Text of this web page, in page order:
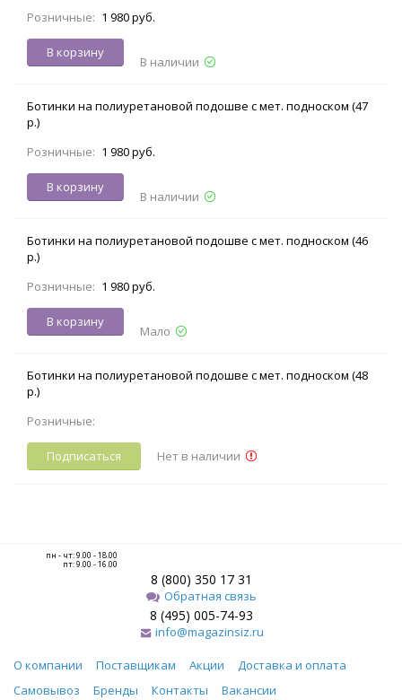
Розничные: 1 980 руб.
В корзину
В наличии
Ботинки на полиуретановой подошве с мет. подноском (47
р.)
Розничные: 1 980 руб.
В корзину
В наличии
Ботинки на полиуретановой подошве с мет. подноском (46
р.)
Розничные: 1 980 руб.
В корзину
Мало
Ботинки на полиуретановой подошве с мет. подноском (48
р.)
Розничные:
Подписаться Нет в наличии
пн - чт: 9.00 - 18.00
пт: 9.00 - 16.00
8 (800) 350 17 31
Обратная связь
8 (495) 005-74-93
info@magazinsiz.ru
О компании Поставщикам Акции
Доставка и оплата
Самовывоз
Бренды Контакты Вакансии